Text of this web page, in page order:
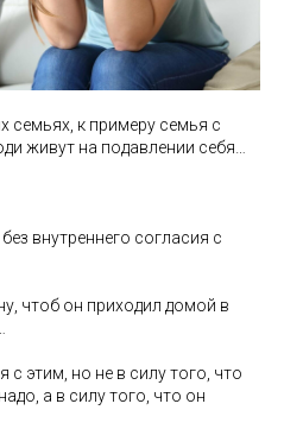
семьях, к примеру семья с
живут на подавлении себя…
внутреннего согласия с
чтоб он приходил домой в
этим, но не в силу того, что
а в силу того, что он